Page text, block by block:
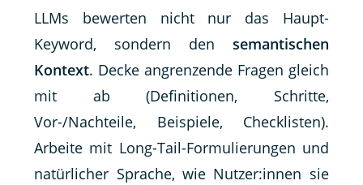
LLMs bewerten nicht nur das Haupt-
Keyword, sondern den semantischen
Kontext. Decke angrenzende Fragen gleich
mit ab (Definitionen, Schritte,
Vor-/Nachteile, Beispiele, Checklisten).
Arbeite mit Long-Tail-Formulierungen und
natürlicher Sprache, wie Nutzer:innen sie